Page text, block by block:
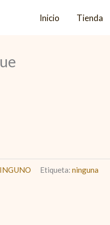
Inicio Tienda
Etiqueta: ninguna